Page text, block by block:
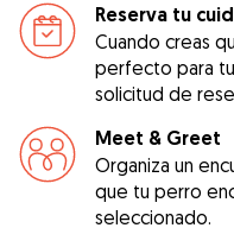
Reserva tu
Cuando creas
perfecto para
solicitud de
Meet & Greet
Organiza un
que tu perro
seleccionado.